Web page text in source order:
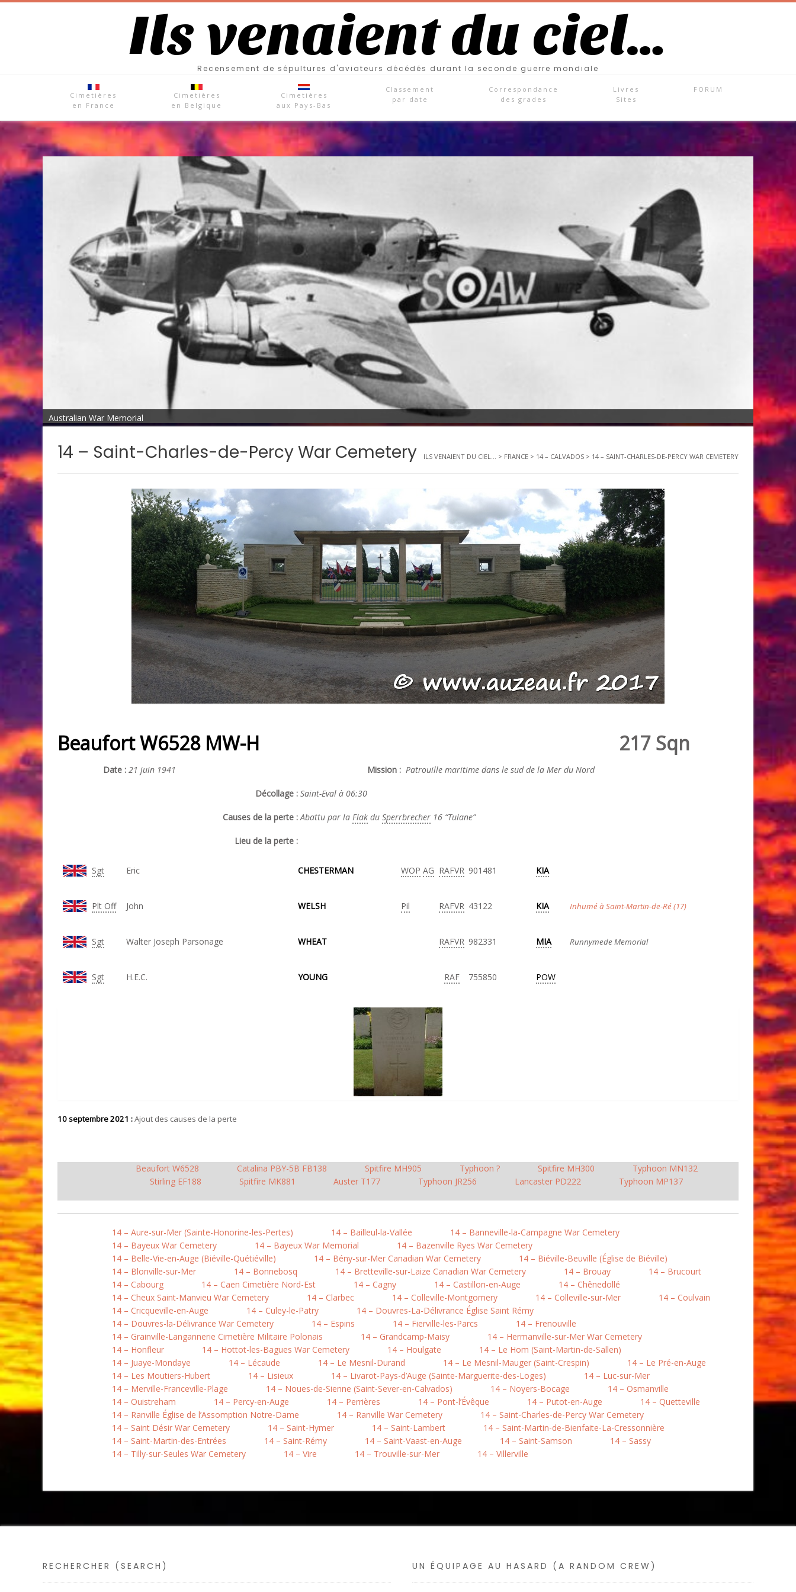
Ils venaient du ciel…
Recensement de sépultures d'aviateurs décédés durant la seconde guerre mondiale
Cimetières
en France
Cimetières
en Belgique
Cimetières
aux Pays-Bas
Classement
par date
Correspondance
des grades
Livres
Sites
FORUM
Australian War Memorial
14 – Saint-Charles-de-Percy War Cemetery ILS VENAIENT DU CIEL... > FRANCE > 14 – CALVADOS > 14 – SAINT-CHARLES-DE-PERCY WAR CEMETERY
Beaufort W6528 MW-H 217 Sqn
Date : 21 juin 1941 Mission : Patrouille maritime dans le sud de la Mer du Nord
Décollage : Saint-Eval à 06:30
Causes de la perte :Abattu par la Flak du Sperrbrecher 16 “Tulane”
Lieu de la perte :
Sgt Eric CHESTERMAN WOP AG RAFVR 901481 KIA
Plt Off John WELSH Pil RAFVR 43122 KIA Inhumé à Saint-Martin-de-Ré (17)
Sgt Walter Joseph Parsonage WHEAT RAFVR 982331 MIA Runnymede Memorial
Sgt H.E.C. YOUNG RAF 755850 POW
10 septembre 2021 :Ajout des causes de la perte
Beaufort W6528 Catalina PBY-5B FB138 Spitfire MH905 Typhoon ? Spitfire MH300
Typhoon MN132
Stirling EF188
Spitfire MK881 Auster T177 Typhoon JR256 Lancaster PD222 Typhoon MP137
14 – Aure-sur-Mer (Sainte-Honorine-les-Pertes) 14 – Bailleul-la-Vallée
14 – Banneville-la-Campagne War Cemetery
14 – Bayeux War Cemetery
14 – Bayeux War Memorial
14 – Bazenville Ryes War Cemetery
14 – Belle-Vie-en-Auge (Biéville-Quétiéville)
14 – Bény-sur-Mer Canadian War Cemetery
14 – Biéville-Beuville (Église de Biéville)
14 – Blonville-sur-Mer
14 – Bonnebosq 14 – Bretteville-sur-Laize Canadian War Cemetery 14 – Brouay
14 – Brucourt
14 – Cabourg
14 – Caen Cimetière Nord-Est 14 – Cagny 14 – Castillon-en-Auge
14 – Chênedollé
14 – Cheux Saint-Manvieu War Cemetery
14 – Clarbec 14 – Colleville-Montgomery 14 – Colleville-sur-Mer
14 – Coulvain
14 – Cricqueville-en-Auge
14 – Culey-le-Patry
14 – Douvres-La-Délivrance Église Saint Rémy
14 – Douvres-la-Délivrance War Cemetery
14 – Espins 14 – Fierville-les-Parcs
14 – Frenouville
14 – Grainville-Langannerie Cimetière Militaire Polonais
14 – Grandcamp-Maisy
14 – Hermanville-sur-Mer War Cemetery
14 – Honfleur
14 – Hottot-les-Bagues War Cemetery 14 – Houlgate
14 – Le Hom (Saint-Martin-de-Sallen)
14 – Juaye-Mondaye
14 – Lécaude 14 – Le Mesnil-Durand 14 – Le Mesnil-Mauger (Saint-Crespin)
14 – Le Pré-en-Auge
14 – Les Moutiers-Hubert
14 – Lisieux 14 – Livarot-Pays-d’Auge (Sainte-Marguerite-des-Loges)
14 – Luc-sur-Mer
14 – Merville-Franceville-Plage
14 – Noues-de-Sienne (Saint-Sever-en-Calvados) 14 – Noyers-Bocage
14 – Osmanville
14 – Ouistreham
14 – Percy-en-Auge 14 – Perrières 14 – Pont-l’Évêque 14 – Putot-en-Auge
14 – Quetteville
14 – Ranville Église de l’Assomption Notre-Dame
14 – Ranville War Cemetery
14 – Saint-Charles-de-Percy War Cemetery
14 – Saint Désir War Cemetery
14 – Saint-Hymer 14 – Saint-Lambert
14 – Saint-Martin-de-Bienfaite-La-Cressonnière
14 – Saint-Martin-des-Entrées
14 – Saint-Rémy 14 – Saint-Vaast-en-Auge 14 – Saint-Samson
14 – Sassy
14 – Tilly-sur-Seules War Cemetery
14 – Vire 14 – Trouville-sur-Mer 14 – Villerville
RECHERCHER (SEARCH) UN ÉQUIPAGE AU HASARD (A RANDOM CREW)